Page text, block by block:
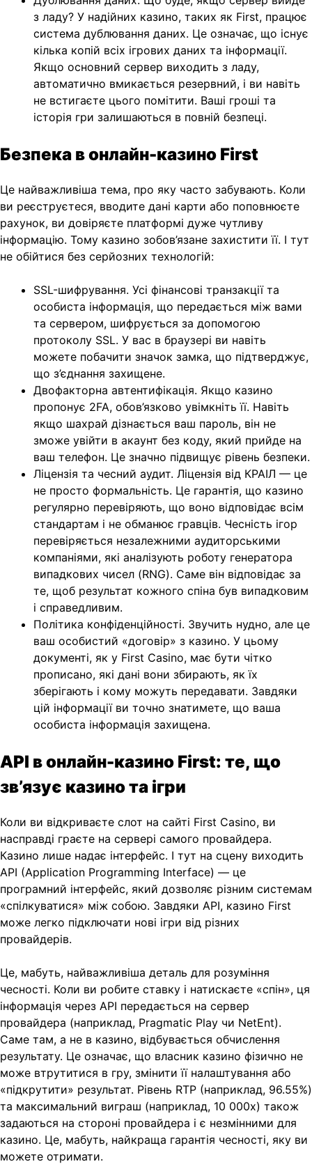
з ладу? У надійних казино, таких як First, працює
система дублювання даних. Це означає, що існує
кілька копій всіх ігрових даних та інформації.
Якщо основний сервер виходить з ладу,
автоматично вмикається резервний, і ви навіть
не встигаєте цього помітити. Ваші гроші та
історія гри залишаються в повній безпеці.
Безпека в онлайн-казино First
Це найважливіша тема, про яку часто забувають. Коли
ви реєструєтеся, вводите дані карти або поповнюєте
рахунок, ви довіряєте платформі дуже чутливу
інформацію. Тому казино зобов’язане захистити її. І тут
не обійтися без серйозних технологій:
SSL-шифрування. Усі фінансові транзакції та
особиста інформація, що передається між вами
та сервером, шифрується за допомогою
протоколу SSL. У вас в браузері ви навіть
можете побачити значок замка, що підтверджує,
що з’єднання захищене.
Двофакторна автентифікація. Якщо казино
пропонує 2FA, обов’язково увімкніть її. Навіть
якщо шахрай дізнається ваш пароль, він не
зможе увійти в акаунт без коду, який прийде на
ваш телефон. Це значно підвищує рівень безпеки.
Ліцензія та чесний аудит. Ліцензія від КРАІЛ — це
не просто формальність. Це гарантія, що казино
регулярно перевіряють, що воно відповідає всім
стандартам і не обманює гравців. Чесність ігор
перевіряється незалежними аудиторськими
компаніями, які аналізують роботу генератора
випадкових чисел (RNG). Саме він відповідає за
те, щоб результат кожного спіна був випадковим
і справедливим.
Політика конфіденційності. Звучить нудно, але це
ваш особистий «договір» з казино. У цьому
документі, як у First Casino, має бути чітко
прописано, які дані вони збирають, як їх
зберігають і кому можуть передавати. Завдяки
цій інформації ви точно знатимете, що ваша
особиста інформація захищена.
API в онлайн-казино First: те, що
зв’язує казино та ігри
Коли ви відкриваєте слот на сайті First Casino, ви
насправді граєте на сервері самого провайдера.
Казино лише надає інтерфейс. І тут на сцену виходить
API (Application Programming Interface) — це
програмний інтерфейс, який дозволяє різним системам
«спілкуватися» між собою. Завдяки API, казино First
може легко підключати нові ігри від різних
провайдерів.
Це, мабуть, найважливіша деталь для розуміння
чесності. Коли ви робите ставку і натискаєте «спін», ця
інформація через API передається на сервер
провайдера (наприклад, Pragmatic Play чи NetEnt).
Саме там, а не в казино, відбувається обчислення
результату. Це означає, що власник казино фізично не
може втрутитися в гру, змінити її налаштування або
«підкрутити» результат. Рівень RTP (наприклад, 96.55%)
та максимальний виграш (наприклад, 10 000х) також
задаються на стороні провайдера і є незмінними для
казино. Це, мабуть, найкраща гарантія чесності, яку ви
можете отримати.